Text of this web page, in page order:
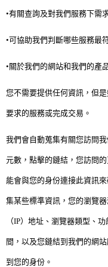
•有關查詢及對我們服務下需
•可協助我們判斷哪些服務最
•關於我們的網站和我們的產
您不需要提供任何資訊，但
要求的服務或完成交易。
我們會自動蒐集有關您訪問
元數，點擊的鏈結，您訪問
能會與您的身份連接此資訊來
集某些標準資訊，您的瀏覽
（IP）地址、瀏覽器類型、
間，以及您鏈結到我們的網
到您的身份。
裝潢進階計算機
商業空間
小坪數
風格
工業
奢華
日式
中式
台北市
360環景體驗
3房2廳 - 精裝版
系統櫃
設計私房話
全站搜尋
基隆市